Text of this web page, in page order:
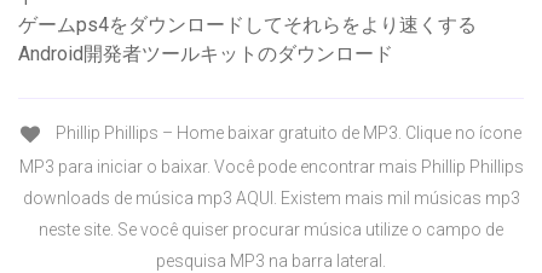
ゲームps4をダウンロードしてそれらをより速くする
Android開発者ツールキットのダウンロード
Phillip Phillips – Home baixar gratuito de MP3. Clique no ícone
MP3 para iniciar o baixar. Você pode encontrar mais Phillip Phillips
downloads de música mp3 AQUI. Existem mais mil músicas mp3
neste site. Se você quiser procurar música utilize o campo de
pesquisa MP3 na barra lateral.